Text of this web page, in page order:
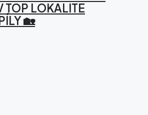
TOP LOKALITE
🏡